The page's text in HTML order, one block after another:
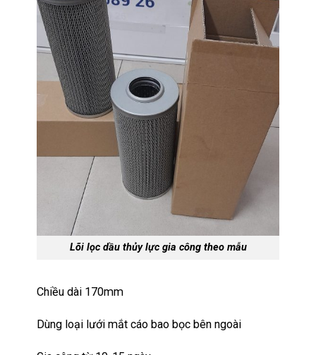
Lõi lọc dầu thủy lực gia công theo mẫu
Chiều dài 170mm
Dùng loại lưới mắt cáo bao bọc bên ngoài